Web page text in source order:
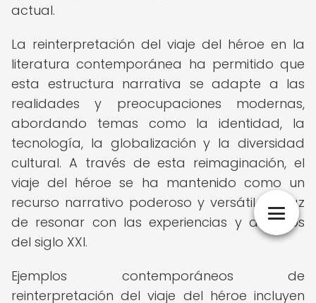
actual.
La reinterpretación del viaje del héroe en la
literatura contemporánea ha permitido que
esta estructura narrativa se adapte a las
realidades y preocupaciones modernas,
abordando temas como la identidad, la
tecnología, la globalización y la diversidad
cultural. A través de esta reimaginación, el
viaje del héroe se ha mantenido como un
recurso narrativo poderoso y versátil, capaz
de resonar con las experiencias y desafíos
del siglo XXI.
Ejemplos contemporáneos de
reinterpretación del viaje del héroe incluyen